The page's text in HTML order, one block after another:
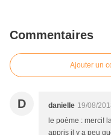
Commentaires
Ajouter un
D danielle 19/08/
le poème : merci!
appris il y a peu